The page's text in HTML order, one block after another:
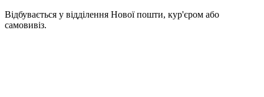
Відбувається у відділення Нової пошти, кур'єром або
самовивіз.